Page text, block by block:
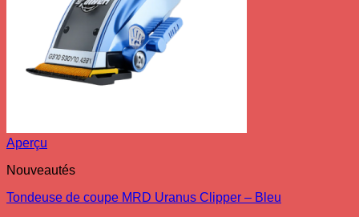
Aperçu
Nouveautés
Tondeuse de coupe MRD Uranus Clipper – Bleu